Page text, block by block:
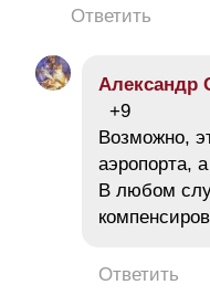
Ответить
Александр
+9
Возможно,
аэропорта,
В любом
Ответить